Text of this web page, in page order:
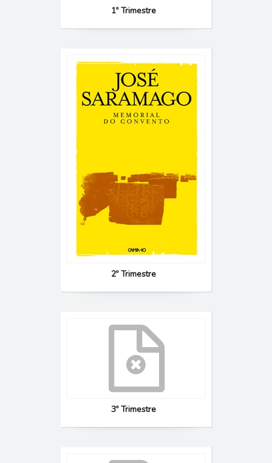
1º Trimestre
2º Trimestre
3º Trimestre